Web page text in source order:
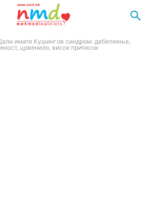
имате Кушингов синдром: дебелеење,
црвенило, висок притисок